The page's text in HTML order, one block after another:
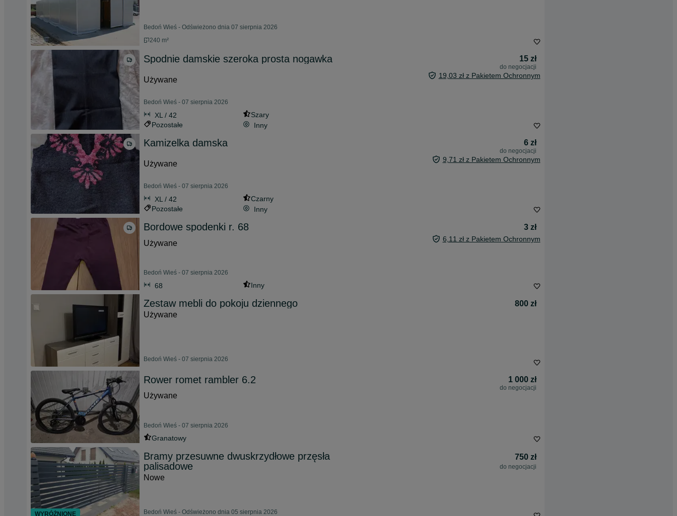
Bedoń Wieś - Odświeżono dnia 07 sierpnia 2026
240 m²
Spodnie damskie szeroka prosta nogawka 15 zł
do negocjacji
Używane 19,03 zł z Pakietem Ochronnym
Bedoń Wieś - 07 sierpnia 2026
XL / 42
Szary
Pozostałe
Inny
Kamizelka damska 6 zł
do negocjacji
Używane 9,71 zł z Pakietem Ochronnym
Bedoń Wieś - 07 sierpnia 2026
XL / 42
Czarny
Pozostałe
Inny
Bordowe spodenki r. 68
3 zł
Używane
6,11 zł z Pakietem Ochronnym
Bedoń Wieś - 07 sierpnia 2026
68 Inny
Zestaw mebli do pokoju dziennego
800 zł
Używane
Bedoń Wieś - 07 sierpnia 2026
Rower romet rambler 6.2 1 000 zł
do negocjacji
Używane
Bedoń Wieś - 07 sierpnia 2026
Granatowy
Bramy przesuwne dwuskrzydłowe przęsła
palisadowe
750 zł
do negocjacji
Nowe
Bedoń Wieś - Odświeżono dnia 05 sierpnia 2026
WYRÓŻNIONE